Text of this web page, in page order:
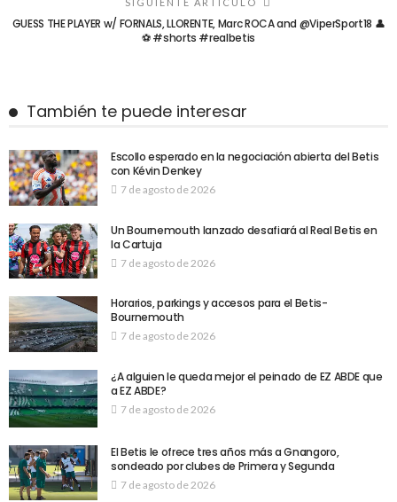
SIGUIENTE ARTÍCULO
GUESS THE PLAYER w/ FORNALS, LLORENTE, Marc ROCA and @ViperSport18 👤
⚽ #shorts #realbetis
También te puede interesar
Escollo esperado en la negociación abierta del Betis
con Kévin Denkey
7 de agosto de 2026
Un Bournemouth lanzado desafiará al Real Betis en
la Cartuja
7 de agosto de 2026
Horarios, parkings y accesos para el Betis-
Bournemouth
7 de agosto de 2026
¿A alguien le queda mejor el peinado de EZ ABDE que
a EZ ABDE?
7 de agosto de 2026
El Betis le ofrece tres años más a Gnangoro,
sondeado por clubes de Primera y Segunda
7 de agosto de 2026